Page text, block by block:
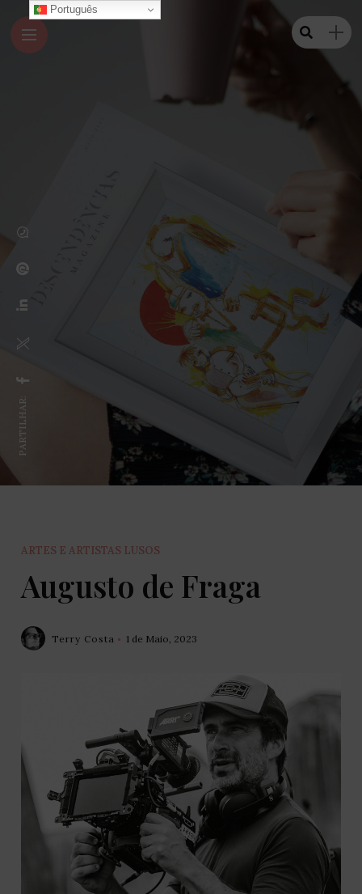
PARTILHAR:
ARTES E ARTISTAS LUSOS
Augusto de Fraga
Terry Costa 1 de Maio, 2023
Português